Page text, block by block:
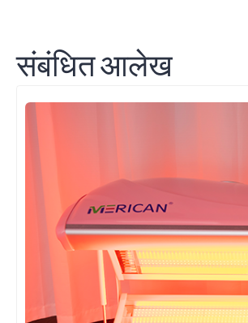
संबंधित आलेख